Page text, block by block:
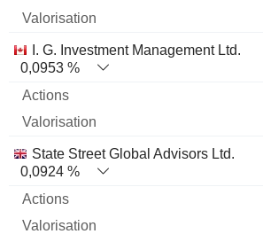
I. G. Investment Management Ltd.
0,0953 %
State Street Global Advisors Ltd.
0,0924 %